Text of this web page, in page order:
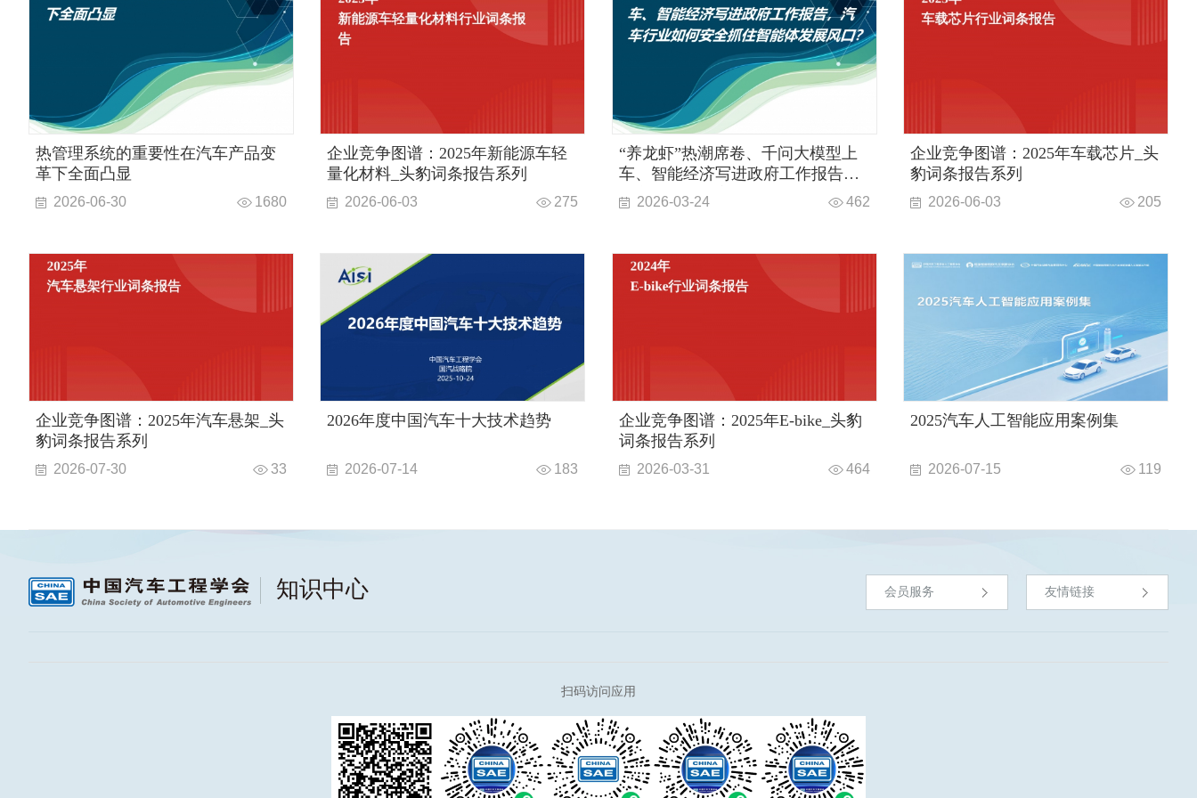
热管理系统的重要性在汽车产品变
革下全面凸显
2026-06-30 1680
企业竞争图谱：2025年新能源车轻
量化材料_头豹词条报告系列
2026-06-03 275
“养龙虾”热潮席卷、千问大模型上
车、智能经济写进政府工作报告，
汽车行业如何安全抓住智能体发展
风口？
2026-03-24 462
企业竞争图谱：2025年车载芯片_头
豹词条报告系列
2026-06-03 205
企业竞争图谱：2025年汽车悬架_头
豹词条报告系列
2026-07-30 33
2026年度中国汽车十大技术趋势
2026-07-14 183
企业竞争图谱：2025年E-bike_头豹
词条报告系列
2026-03-31 464
2025汽车人工智能应用案例集
2026-07-15 119
知识中心 会员服务 友情链接
扫码访问应用